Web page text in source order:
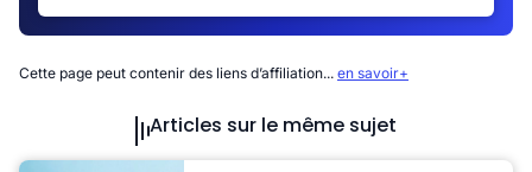
Cette page peut contenir des liens d’affiliation... en savoir+
Articles sur le même sujet